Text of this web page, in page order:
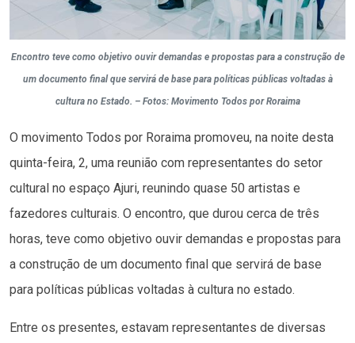
Encontro teve como objetivo ouvir demandas e propostas para a construção de
um documento final que servirá de base para políticas públicas voltadas à
cultura no Estado. – Fotos: Movimento Todos por Roraima
O movimento Todos por Roraima promoveu, na noite desta
quinta-feira, 2, uma reunião com representantes do setor
cultural no espaço Ajuri, reunindo quase 50 artistas e
fazedores culturais. O encontro, que durou cerca de três
horas, teve como objetivo ouvir demandas e propostas para
a construção de um documento final que servirá de base
para políticas públicas voltadas à cultura no estado.
Entre os presentes, estavam representantes de diversas